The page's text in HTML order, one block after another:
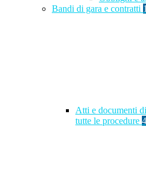
Bandi di gara e contratti
Atti e documenti
tutte le procedure 4